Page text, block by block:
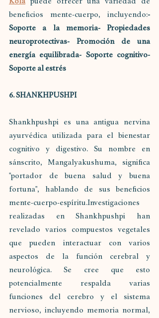
beneficios mente-cuerpo, incluyendo:-
Soporte a la memoria- Propiedades
neuroprotectivas- Promoción de una
energía equilibrada- Soporte cognitivo-
Soporte al estrés
6. SHANKHPUSHPI
Shankhpushpi es una antigua nervina
ayurvédica utilizada para el bienestar
cognitivo y digestivo. Su nombre en
sánscrito, Mangalyakushuma, significa
"portador de buena salud y buena
fortuna", hablando de sus beneficios
mente-cuerpo-espíritu.Investigaciones
realizadas en Shankhpushpi han
revelado varios compuestos vegetales
que pueden interactuar con varios
aspectos de la función cerebral y
neurológica. Se cree que esto
potencialmente respalda varias
funciones del cerebro y el sistema
nervioso, incluyendo memoria normal,